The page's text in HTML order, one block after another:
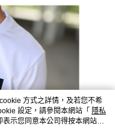
方式之詳情，及若您不希
設定，請參閱本網站「 隱私
示您同意本公司得按本網站使